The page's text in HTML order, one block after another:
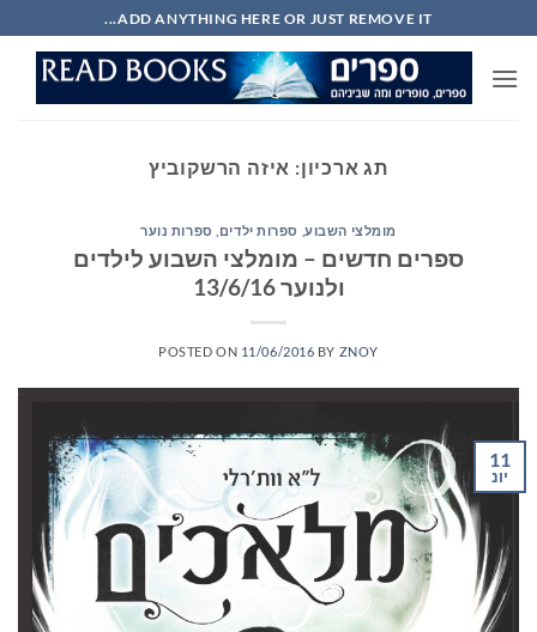
to
content
ADD ANYTHING HERE OR JUST REMOVE IT...
תג ארכיון: איזה הרשקוביץ
מומלצי השבוע, ספרות ילדים ספרות נוער
ספרים חדשים – מומלצי השבוע לילדים
ולנוער 13/6/16
POSTED ON 11/06/2016 BY ZNOY
11
יונ